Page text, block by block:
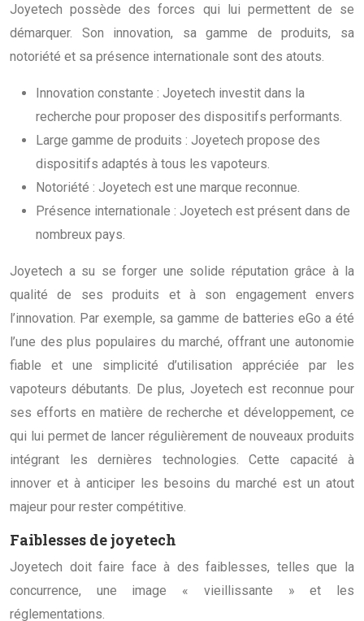
Joyetech possède des forces qui lui permettent de se
démarquer. Son innovation, sa gamme de produits, sa
notoriété et sa présence internationale sont des atouts.
Innovation constante : Joyetech investit dans la
recherche pour proposer des dispositifs performants.
Large gamme de produits : Joyetech propose des
dispositifs adaptés à tous les vapoteurs.
Notoriété : Joyetech est une marque reconnue.
Présence internationale : Joyetech est présent dans de
nombreux pays.
Joyetech a su se forger une solide réputation grâce à la
qualité de ses produits et à son engagement envers
l’innovation. Par exemple, sa gamme de batteries eGo a été
l’une des plus populaires du marché, offrant une autonomie
fiable et une simplicité d’utilisation appréciée par les
vapoteurs débutants. De plus, Joyetech est reconnue pour
ses efforts en matière de recherche et développement, ce
qui lui permet de lancer régulièrement de nouveaux produits
intégrant les dernières technologies. Cette capacité à
innover et à anticiper les besoins du marché est un atout
majeur pour rester compétitive.
Faiblesses de joyetech
Joyetech doit faire face à des faiblesses, telles que la
concurrence, une image « vieillissante » et les
réglementations.